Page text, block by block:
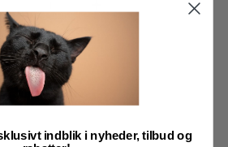
indblik i nyheder, tilbud og